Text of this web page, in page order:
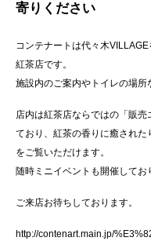
寄りください
コンテナートは代々木
紅茶店です。
施設内のご案内やトイレの場所
店内は紅茶店ならではの「販
ており、紅茶の香りに癒され
をご覧いただけます。
随時ミニイベントも開催してお
ご来店お待ちしております。
http://contenart.main.jp/